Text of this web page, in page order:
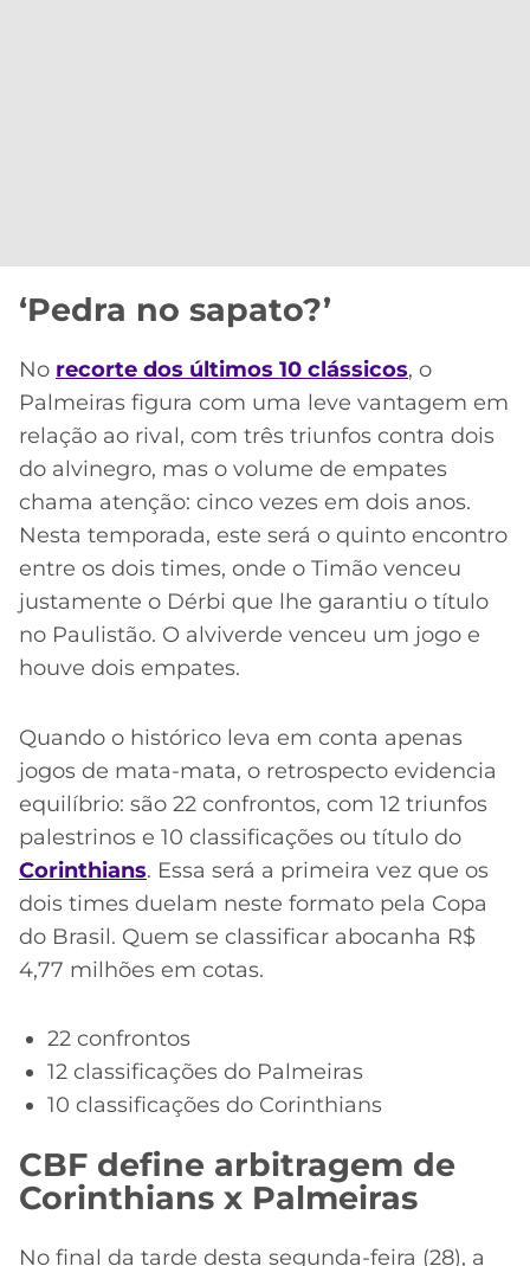
‘Pedra no sapato?’
No recorte dos últimos 10 clássicos, o
Palmeiras figura com uma leve vantagem em
relação ao rival, com três triunfos contra dois
do alvinegro, mas o volume de empates
chama atenção: cinco vezes em dois anos.
Nesta temporada, este será o quinto encontro
entre os dois times, onde o Timão venceu
justamente o Dérbi que lhe garantiu o título
no Paulistão. O alviverde venceu um jogo e
houve dois empates.
Quando o histórico leva em conta apenas
jogos de mata-mata, o retrospecto evidencia
equilíbrio: são 22 confrontos, com 12 triunfos
palestrinos e 10 classificações ou título do
Corinthians. Essa será a primeira vez que os
dois times duelam neste formato pela Copa
do Brasil. Quem se classificar abocanha R$
4,77 milhões em cotas.
22 confrontos
12 classificações do Palmeiras
10 classificações do Corinthians
CBF define arbitragem de
Corinthians x Palmeiras
No final da tarde desta segunda-feira (28), a